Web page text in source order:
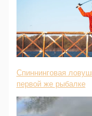
Спиннинговая
первой же рыбалке